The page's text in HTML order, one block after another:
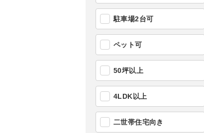
駐車場2台可
ペット可
50坪以上
4LDK以上
二世帯住宅向き